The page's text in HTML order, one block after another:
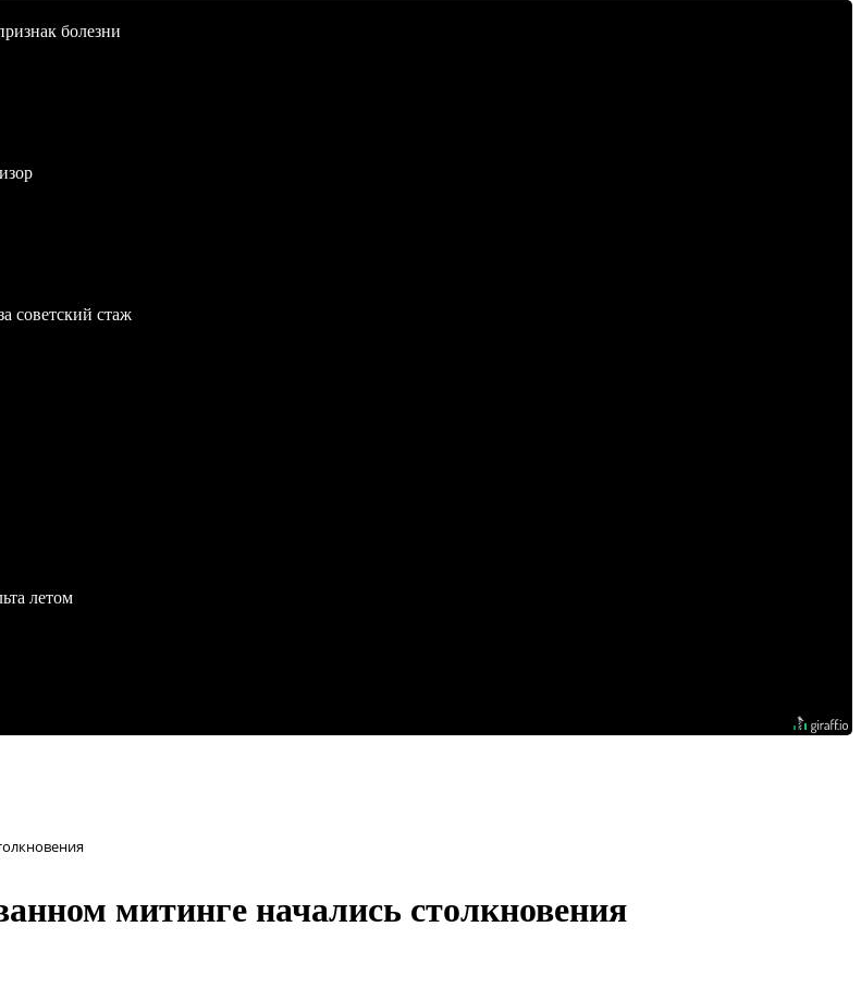
болезни
советский стаж
летом
митинге начались столкновения